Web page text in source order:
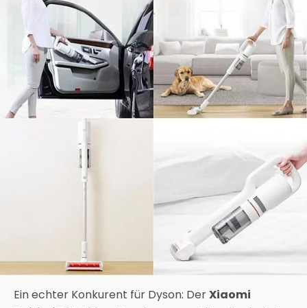
Ein echter Konkurent für Dyson: DerXiaomi